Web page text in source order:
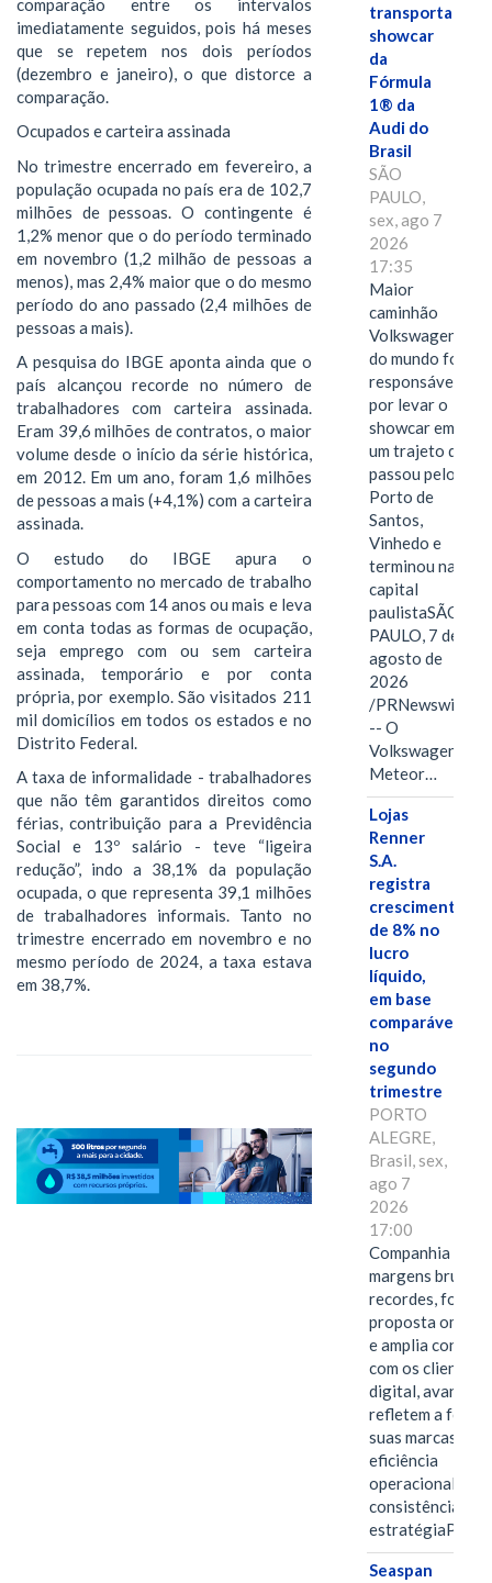
comparação entre os intervalos
imediatamente seguidos, pois há meses
que se repetem nos dois períodos
(dezembro e janeiro), o que distorce a
comparação.
Ocupados e carteira assinada
No trimestre encerrado em fevereiro, a
população ocupada no país era de 102,7
milhões de pessoas. O contingente é
1,2% menor que o do período terminado
em novembro (1,2 milhão de pessoas a
menos), mas 2,4% maior que o do mesmo
período do ano passado (2,4 milhões de
pessoas a mais).
A pesquisa do IBGE aponta ainda que o
país alcançou recorde no número de
trabalhadores com carteira assinada.
Eram 39,6 milhões de contratos, o maior
volume desde o início da série histórica,
em 2012. Em um ano, foram 1,6 milhões
de pessoas a mais (+4,1%) com a carteira
assinada.
O estudo do IBGE apura o
comportamento no mercado de trabalho
para pessoas com 14 anos ou mais e leva
em conta todas as formas de ocupação,
seja emprego com ou sem carteira
assinada, temporário e por conta
própria, por exemplo. São visitados 211
mil domicílios em todos os estados e no
Distrito Federal.
A taxa de informalidade - trabalhadores
que não têm garantidos direitos como
férias, contribuição para a Previdência
Social e 13º salário - teve “ligeira
redução”, indo a 38,1% da população
ocupada, o que representa 39,1 milhões
de trabalhadores informais. Tanto no
trimestre encerrado em novembro e no
mesmo período de 2024, a taxa estava
em 38,7%.
transporta
showcar
da
Fórmula
1® da
Audi do
Brasil
SÃO
PAULO,
sex, ago 7
2026
17:35
Maior
caminhão
Volkswagen
do mundo foi
responsável
por levar o
showcar em
um trajeto que
passou pelo
Porto de
Santos,
Vinhedo e
terminou na
capital
paulistaSÃO
PAULO, 7 de
agosto de
2026
/PRNewswire/
-- O
Volkswagen
Meteor…
Lojas
Renner
S.A.
registra
crescimento
de 8% no
lucro
líquido,
em base
comparável,
no
segundo
trimestre
PORTO
ALEGRE,
Brasil, sex,
ago 7
2026
17:00
Companhia
margens brutas
recordes,
proposta
e amplia
com os clientes
digital, avanços
refletem a força
suas marcas, a
eficiência
operacional e a
consistência de
Seaspan